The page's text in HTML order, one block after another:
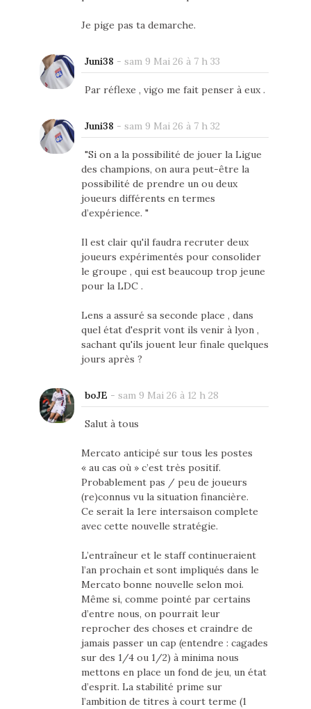
Je pige pas ta demarche.
Juni38 - sam 9 Mai 26 à 7 h 33
Par réflexe , vigo me fait penser à eux .
Juni38 - sam 9 Mai 26 à 7 h 32
"Si on a la possibilité de jouer la Ligue
des champions, on aura peut-être la
possibilité de prendre un ou deux
joueurs différents en termes
d’expérience. "
Il est clair qu'il faudra recruter deux
joueurs expérimentés pour consolider
le groupe , qui est beaucoup trop jeune
pour la LDC .
Lens a assuré sa seconde place , dans
quel état d'esprit vont ils venir à lyon ,
sachant qu'ils jouent leur finale quelques
jours après ?
boJE - sam 9 Mai 26 à 12 h 28
Salut à tous
Mercato anticipé sur tous les postes
« au cas où » c’est très positif.
Probablement pas / peu de joueurs
(re)connus vu la situation financière.
Ce serait la 1ere intersaison complete
avec cette nouvelle stratégie.
L’entraîneur et le staff continueraient
l’an prochain et sont impliqués dans le
Mercato bonne nouvelle selon moi.
Même si, comme pointé par certains
d’entre nous, on pourrait leur
reprocher des choses et craindre de
jamais passer un cap (entendre : cagades
sur des 1/4 ou 1/2) à minima nous
mettons en place un fond de jeu, un état
d’esprit. La stabilité prime sur
l’ambition de titres à court terme (1